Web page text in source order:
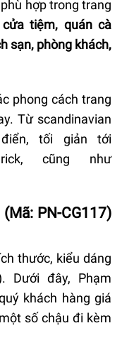
hợp trong trang
tiệm, quán cà
sạn, phòng khách,
phong cách trang
Từ scandinavian
tối giản tới
cũng như
(Mã: PN-CG117)
thước, kiểu dáng
Dưới đây, Phạm
khách hàng giá
số chậu đi kèm